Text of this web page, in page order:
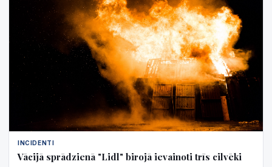
INCIDENTI
Vācijā sprādzienā "Lidl" birojā ievainoti trīs cilvēki